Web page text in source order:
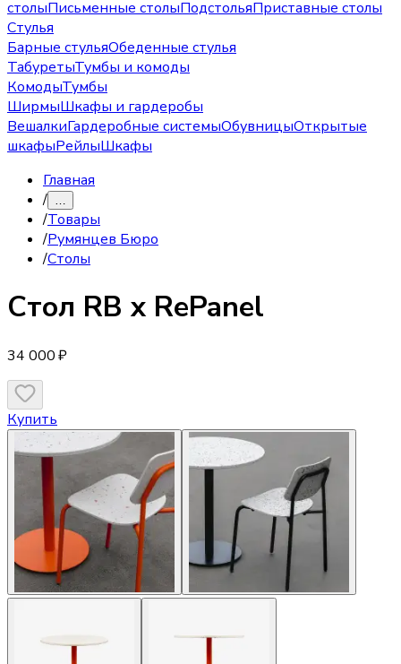
столыПисьменные столыПодстольяПриставные столы
Стулья
Барные стульяОбеденные стулья
ТабуретыТумбы и комоды
КомодыТумбы
ШирмыШкафы и гардеробы
ВешалкиГардеробные системыОбувницыОткрытые
шкафыРейлыШкафы
Главная
/ …
/Товары
/Румянцев Бюро
/Столы
Стол RB x RePanel
34 000 ₽
Купить